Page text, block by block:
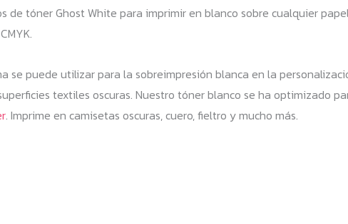
de tóner Ghost White para imprimir en blanco sobre cualquier
se puede utilizar para la sobreimpresión blanca en la
textiles oscuras. Nuestro tóner blanco se ha optimizado
. Imprime en camisetas oscuras, cuero, fieltro y mucho más.